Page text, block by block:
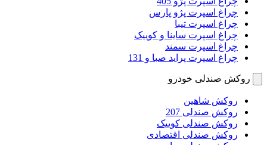
چراغ اسپرت پژو پارس
چراغ اسپرت تیبا
چراغ اسپرت ساینا و کوییک
چراغ اسپرت سمند
چراغ اسپرت پراید صبا و 131
روکش صندلی خودرو
روکش شاهین
روکش صندلی 207
روکش صندلی کوییک
روکش صندلی اقتصادی